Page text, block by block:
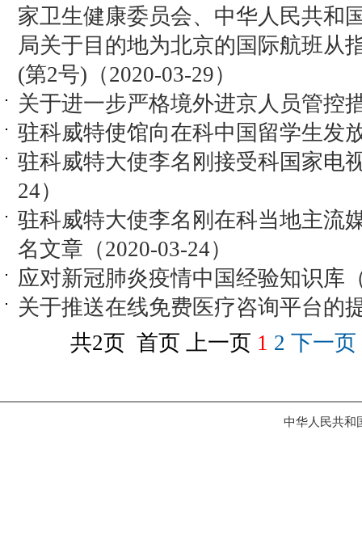
家卫生健康委员会、中华人民共和
局关于目的地为北京的国际航班从
(第2号)（2020-03-29）
关于进一步严格境外进京人员管控
驻科威特使馆向在科中国留学生发
驻科威特大使李名刚接受科国家电
24）
驻科威特大使李名刚在科当地主流
名文章（2020-03-24）
应对新冠肺炎疫情中国经验知识库
关于推送在线免费医疗咨询平台的
共2页 首页 上一页 1 2 下一页
中华人民共和